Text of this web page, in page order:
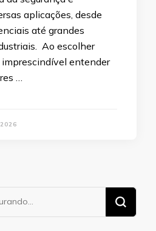
aplicações, desde
até grandes
Ao escolher
entender
…